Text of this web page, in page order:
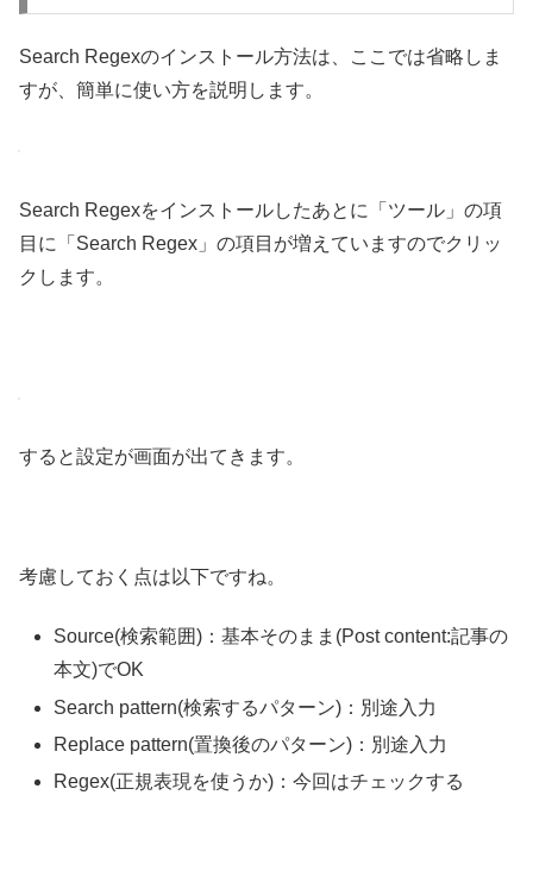
Search Regexのインストール方法は、ここでは省略しま
すが、簡単に使い方を説明します。
Search Regexをインストールしたあとに「ツール」の項
目に「Search Regex」の項目が増えていますのでクリッ
クします。
すると設定が画面が出てきます。
考慮しておく点は以下ですね。
Source(検索範囲)：基本そのまま(Post content:記事の
本文)でOK
Search pattern(検索するパターン)：別途入力
Replace pattern(置換後のパターン)：別途入力
Regex(正規表現を使うか)：今回はチェックする